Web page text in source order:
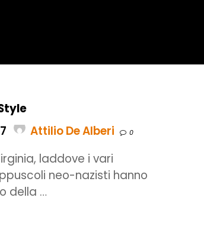
Attilio De Alberi 0
laddove i vari
neo-nazisti hanno
della …